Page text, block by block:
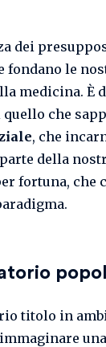
dei
fondano le
medicina. È
che
, che
della
fortuna, che
titolo in